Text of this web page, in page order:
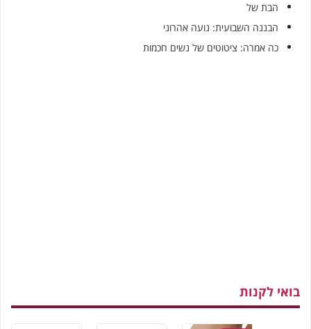
הבת של
הבננה השבועית: נועה אהרוני
כה אמרה: ציטוטים של נשים חכמות
בואי לקנות